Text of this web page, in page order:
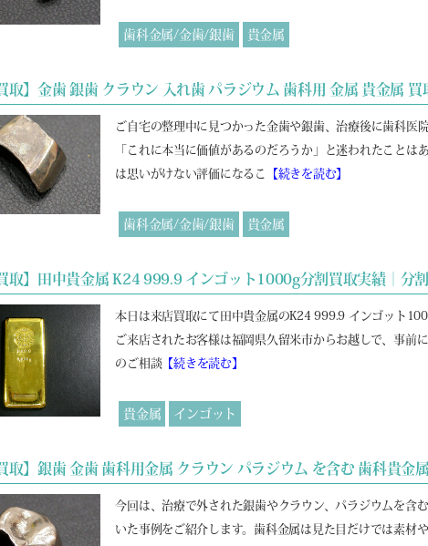
歯科金属/金歯/銀歯 貴金属
取】金歯 銀歯 クラウン 入れ歯 パラジウム 歯科用 金属 貴金属 買
ご自宅の整理中に見つかった金歯や銀歯、治療後に歯科医
「これに本当に価値があるのだろうか」と迷われたこと
は思いがけない評価になるこ
【続きを読む】
歯科金属/金歯/銀歯 貴金属
取】田中貴金属 K24 999.9 インゴット1000g分割買取実績｜分
本日は来店買取にて田中貴金属のK24 999.9 インゴット
ご来店されたお客様は福岡県久留米市からお越しで、事前
のご相談【続きを読む】
貴金属 インゴット
取】銀歯 金歯 歯科用金属 クラウン パラジウム を含む 歯科貴金
今回は、治療で外された銀歯やクラウン、パラジウムを含
いた事例をご紹介します。歯科金属は見た目だけでは素材